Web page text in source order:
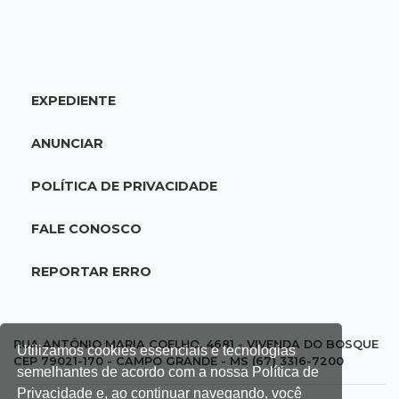
Utilizamos cookies essenciais e tecnologias
semelhantes de acordo com a nossa Política de
Privacidade e, ao continuar navegando, você
18:44Cidades
como as de estupros e roubos
18:21 Localização
Prefeitura prevê R$ 297 mil para instalar 2,5
que dobrar malha asfaltada até 2031
17:54 Promessa em ascensão
EXPEDIENTE
ANUNCIAR
POLÍTICA DE PRIVACIDADE
FALE CONOSCO
REPORTAR ERRO
RUA ANTÔNIO MARIA COELHO, 4681 - VIVENDA DO BOSQUE
CEP 79021-170 - CAMPO GRANDE - MS (67) 3316-7200